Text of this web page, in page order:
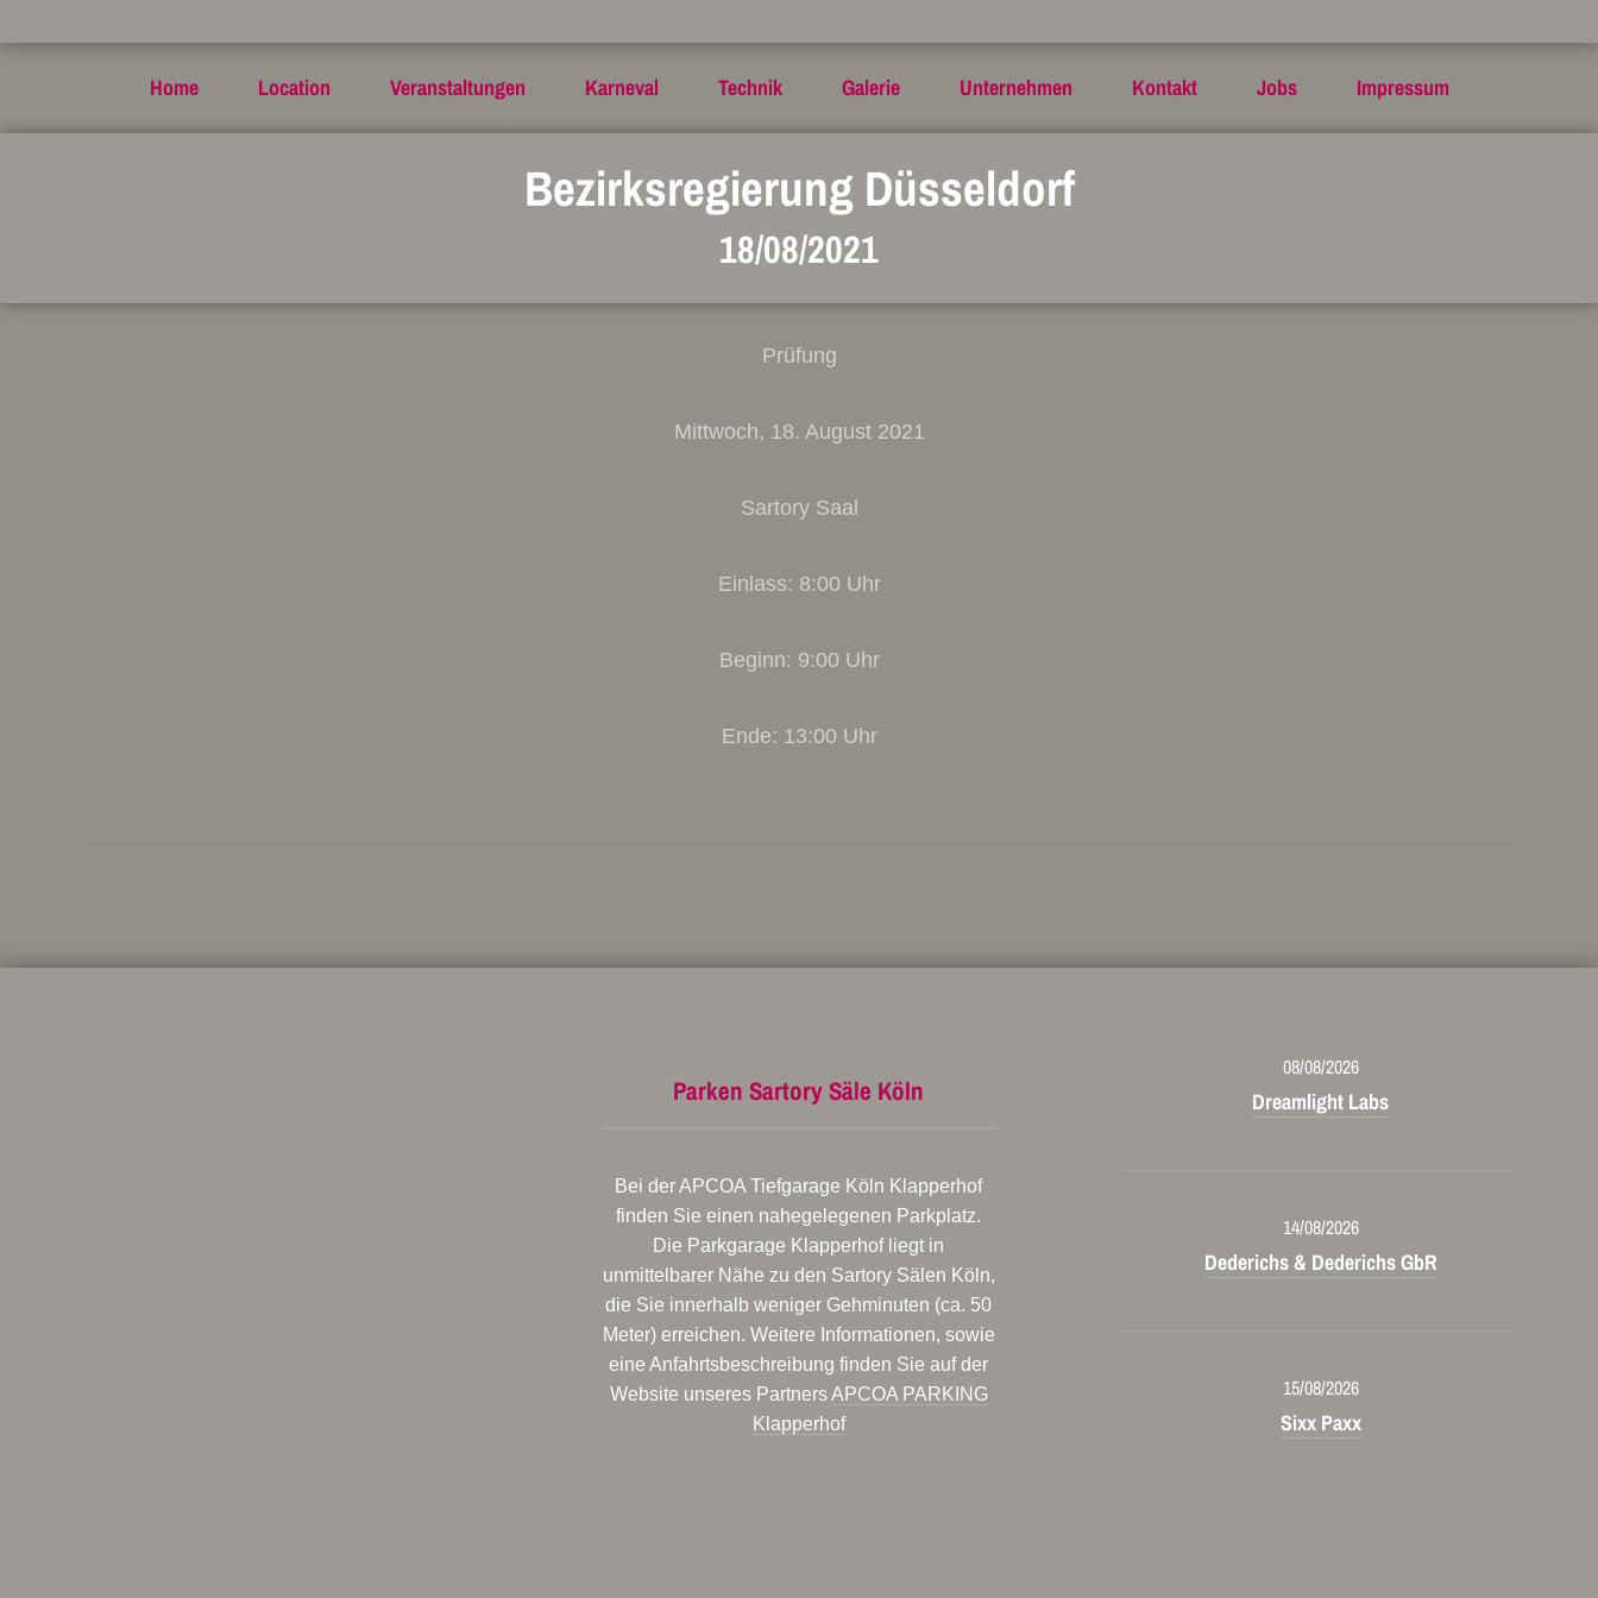
Home Location Veranstaltungen Karneval Technik Galerie Unternehmen Kontakt Jobs Impressum
Bezirksregierung Düsseldorf
18/08/2021
Prüfung
Mittwoch, 18. August 2021
Sartory Saal
Einlass: 8:00 Uhr
Beginn: 9:00 Uhr
Ende: 13:00 Uhr
Parken Sartory Säle Köln
Bei der APCOA Tiefgarage Köln Klapperhof
finden Sie einen nahegelegenen Parkplatz.
Die Parkgarage Klapperhof liegt in
unmittelbarer Nähe zu den Sartory Sälen Köln,
die Sie innerhalb weniger Gehminuten (ca. 50
Meter) erreichen. Weitere Informationen, sowie
eine Anfahrtsbeschreibung finden Sie auf der
Website unseres PartnersAPCOA PARKING
Klapperhof
08/08/2026
Dreamlight Labs
14/08/2026
Dederichs & Dederichs GbR
15/08/2026
Sixx Paxx